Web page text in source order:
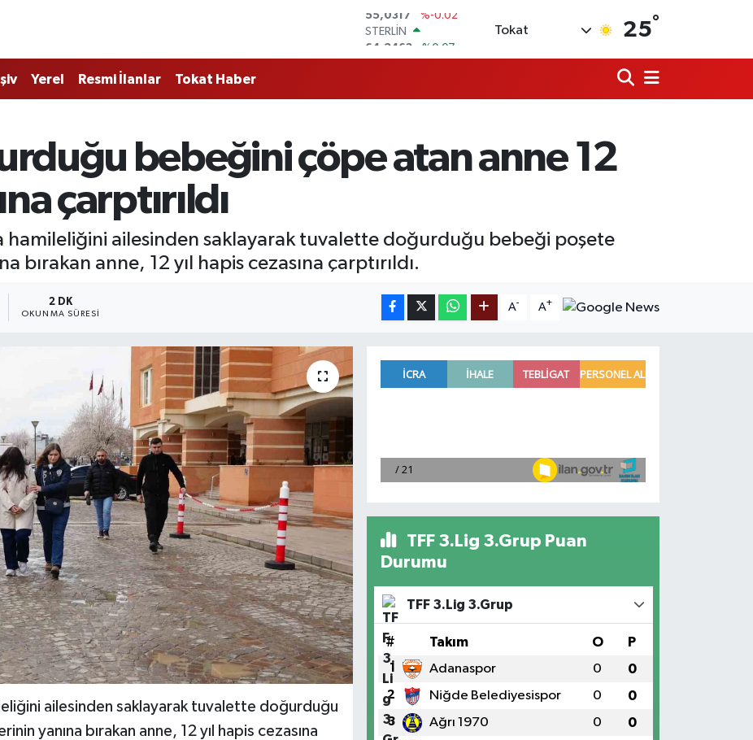
STERLİN
64,2463
13.887
%64
DOLAR
47,7143
%0.16
Tokat 25°
Yerel Resmi İlanlar Tokat Haber
bebeğini çöpe atan anne 12
çarptırıldı
hamileliğini ailesinden saklayarak tuvalette doğurduğu bebeği poşete
bırakan anne, 12 yıl hapis cezasına çarptırıldı.
2 DK
OKUNMA SÜRESI
A- A+
ailesinden saklayarak tuvalette doğurduğu
yanına bırakan anne, 12 yıl hapis cezasına
TFF 3.Lig 3.Grup Puan
Durumu
TFF 3.Lig 3.Grup
# Takım O P
1 Adanaspor 0 0
2 Niğde Belediyesispor 0 0
3 Ağrı 1970 0 0